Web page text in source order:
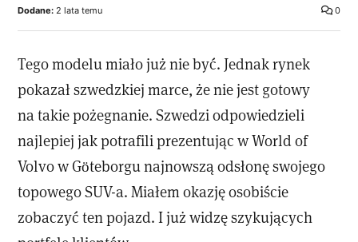
0
Dodane: 2 lata temu
Tego modelu miało już nie być. Jednak rynek
pokazał szwedzkiej marce, że nie jest gotowy
na takie pożegnanie. Szwedzi odpowiedzieli
najlepiej jak potrafili prezentując w World of
Volvo w Göteborgu najnowszą odsłonę swojego
topowego SUV-a. Miałem okazję osobiście
zobaczyć ten pojazd. I już widzę szykujących